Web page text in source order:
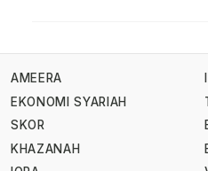
AMEERA
EKONOMI SYARIAH
SKOR
KHAZANAH